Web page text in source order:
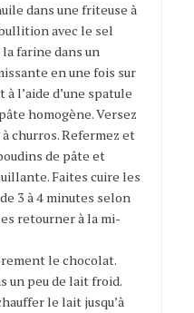
dans une friteuse à
avec le sel
farine dans un
en une fois sur
l’aide d’une spatule
homogène. Versez
churros. Refermez et
de pâte et
Faites cuire les
3 à 4 minutes selon
retourner à la mi-
le chocolat.
un peu de lait froid.
le lait jusqu’à